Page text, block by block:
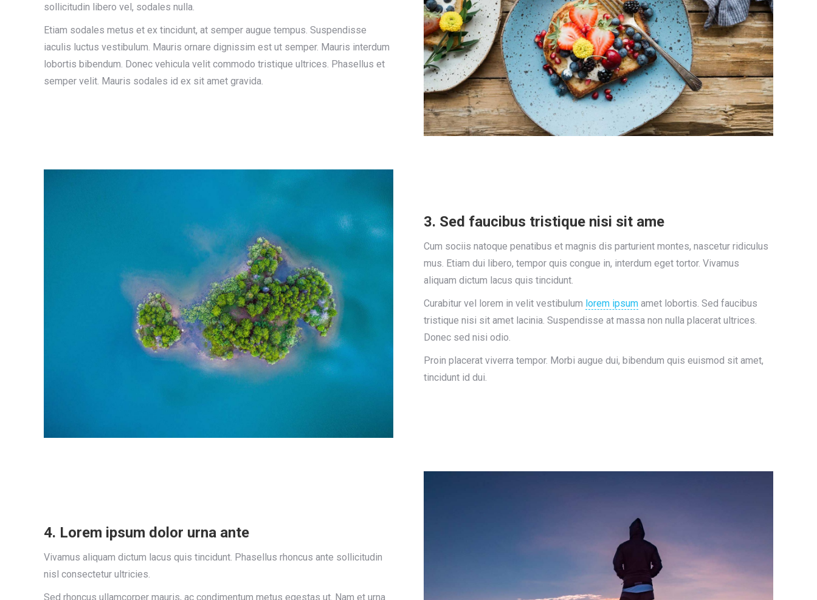
sollicitudin libero vel, sodales nulla.
Etiam sodales metus et ex tincidunt, at semper augue tempus. Suspendisse
iaculis luctus vestibulum. Mauris ornare dignissim est ut semper. Mauris interdum
lobortis bibendum. Donec vehicula velit commodo tristique ultrices. Phasellus et
semper velit. Mauris sodales id ex sit amet gravida.
3. Sed faucibus tristique nisi sit ame
Cum sociis natoque penatibus et magnis dis parturient montes, nascetur ridiculus
mus. Etiam dui libero, tempor quis congue in, interdum eget tortor. Vivamus
aliquam dictum lacus quis tincidunt.
Curabitur vel lorem in velit vestibulum lorem ipsum amet lobortis. Sed faucibus
tristique nisi sit amet lacinia. Suspendisse at massa non nulla placerat ultrices.
Donec sed nisi odio.
Proin placerat viverra tempor. Morbi augue dui, bibendum quis euismod sit amet,
tincidunt id dui.
4. Lorem ipsum dolor urna ante
Vivamus aliquam dictum lacus quis tincidunt. Phasellus rhoncus ante sollicitudin
nisl consectetur ultricies.
Sed rhoncus ullamcorper mauris, ac condimentum metus egestas ut. Nam et urna